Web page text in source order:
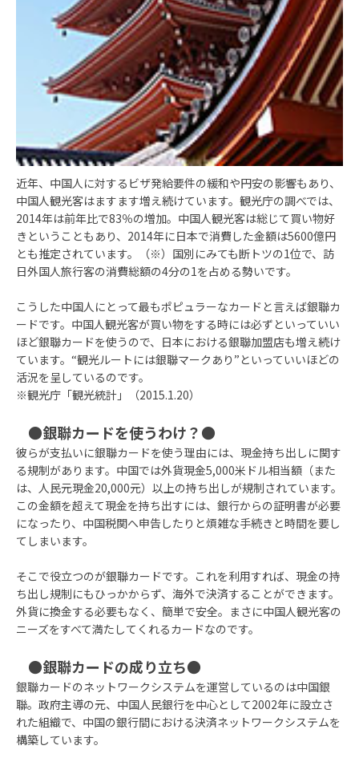
近年、中国人に対するビザ発給要件の緩和や円安の影響もあり、
中国人観光客はますます増え続けています。観光庁の調べでは、
2014年は前年比で83％の増加。中国人観光客は総じて買い物好
きということもあり、2014年に日本で消費した金額は5600億円
とも推定されています。（※）国別にみても断トツの1位で、訪
日外国人旅行客の消費総額の4分の1を占める勢いです。
こうした中国人にとって最もポピュラーなカードと言えば銀聯カ
ードです。中国人観光客が買い物をする時には必ずといっていい
ほど銀聯カードを使うので、日本における銀聯加盟店も増え続け
ています。“観光ルートには銀聯マークあり”といっていいほどの
活況を呈しているのです。
※観光庁「観光統計」（2015.1.20）
●銀聯カードを使うわけ？●
彼らが支払いに銀聯カードを使う理由には、現金持ち出しに関す
る規制があります。中国では外貨現金5,000米ドル相当額（また
は、人民元現金20,000元）以上の持ち出しが規制されています。
この金額を超えて現金を持ち出すには、銀行からの証明書が必要
になったり、中国税関へ申告したりと煩雑な手続きと時間を要し
てしまいます。
そこで役立つのが銀聯カードです。これを利用すれば、現金の持
ち出し規制にもひっかからず、海外で決済することができます。
外貨に換金する必要もなく、簡単で安全。まさに中国人観光客の
ニーズをすべて満たしてくれるカードなのです。
●銀聯カードの成り立ち●
銀聯カードのネットワークシステムを運営しているのは中国銀
聯。政府主導の元、中国人民銀行を中心として2002年に設立さ
れた組織で、中国の銀行間における決済ネットワークシステムを
構築しています。